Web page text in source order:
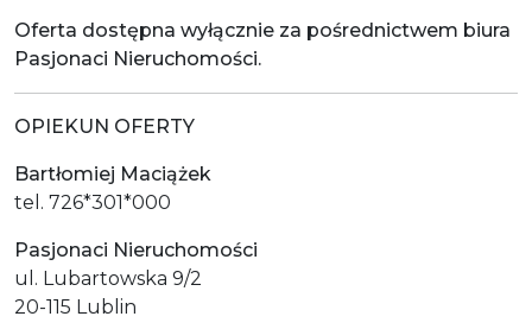
Oferta dostępna wyłącznie za pośrednictwem biura
Pasjonaci Nieruchomości.
OPIEKUN OFERTY
Bartłomiej Maciążek
tel. 726*301*000
Pasjonaci Nieruchomości
ul. Lubartowska 9/2
20-115 Lublin